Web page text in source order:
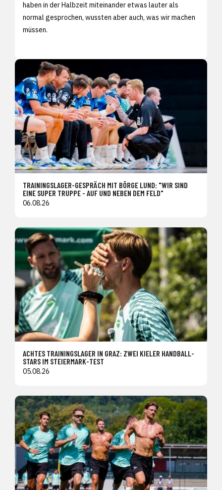
haben in der Halbzeit miteinander etwas lauter als
normal gesprochen, wussten aber auch, was wir machen
müssen.
TRAININGSLAGER-GESPRÄCH MIT BÖRGE LUND: "WIR SIND
EINE SUPER TRUPPE - AUF UND NEBEN DEM FELD"
06.08.26
ACHTES TRAININGSLAGER IN GRAZ: ZWEI KIELER HANDBALL-
STARS IM STEIERMARK-TEST
05.08.26